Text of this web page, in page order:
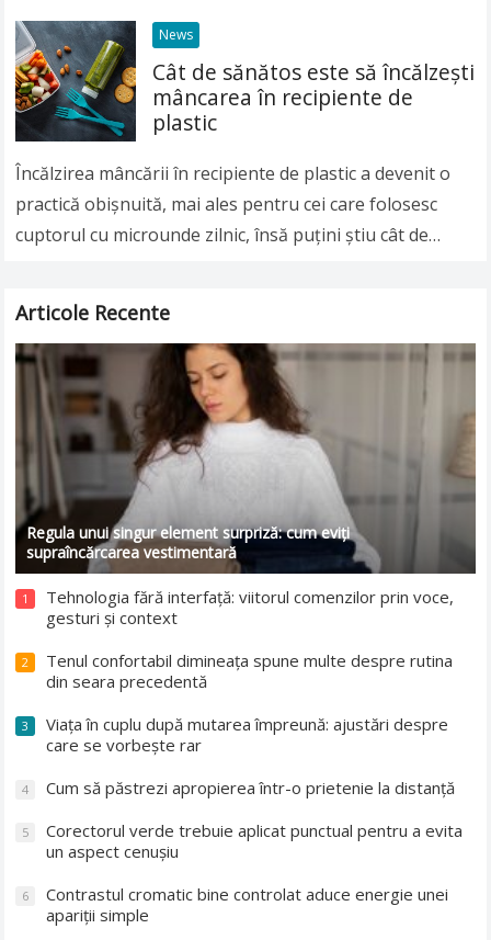
News
Cât de sănătos este să încălzeşti
mâncarea în recipiente de
plastic
Încălzirea mâncării în recipiente de plastic a devenit o
practică obişnuită, mai ales pentru cei care folosesc
cuptorul cu microunde zilnic, însă puţini ştiu cât de
Articole Recente
Regula unui singur element surpriză: cum eviți
supraîncărcarea vestimentară
1
Tehnologia fără interfață: viitorul comenzilor prin voce,
gesturi și context
2
Tenul confortabil dimineața spune multe despre rutina
din seara precedentă
3
Viața în cuplu după mutarea împreună: ajustări despre
care se vorbește rar
4 Cum să păstrezi apropierea într-o prietenie la distanță
5
Corectorul verde trebuie aplicat punctual pentru a evita
un aspect cenușiu
6
Contrastul cromatic bine controlat aduce energie unei
apariții simple